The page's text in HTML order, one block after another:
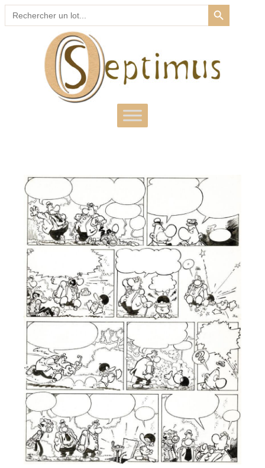
Search
for:
SEARCH BUTTON